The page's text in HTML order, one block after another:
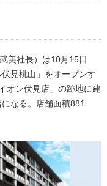
美社長）は10月15日
見桃山」をオープンす
オン伏見店」の跡地に建
なる。店舗面積881